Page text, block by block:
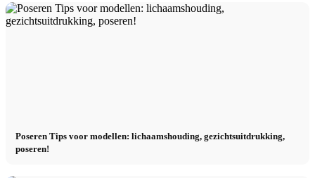
Poseren Tips voor modellen: lichaamshouding, gezichtsuitdrukking,
poseren!